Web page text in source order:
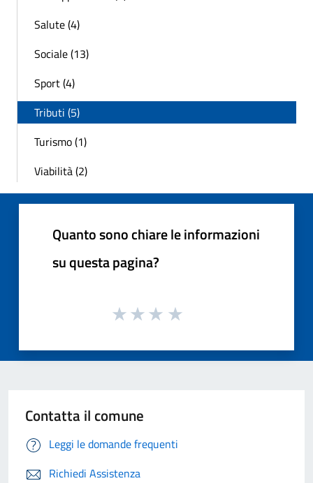
Salute (4)
Sociale (13)
Sport (4)
Tributi (5)
Turismo (1)
Viabilità (2)
Quanto sono chiare le informazioni
su questa pagina?
Contatta il comune
Leggi le domande frequenti
Richiedi Assistenza